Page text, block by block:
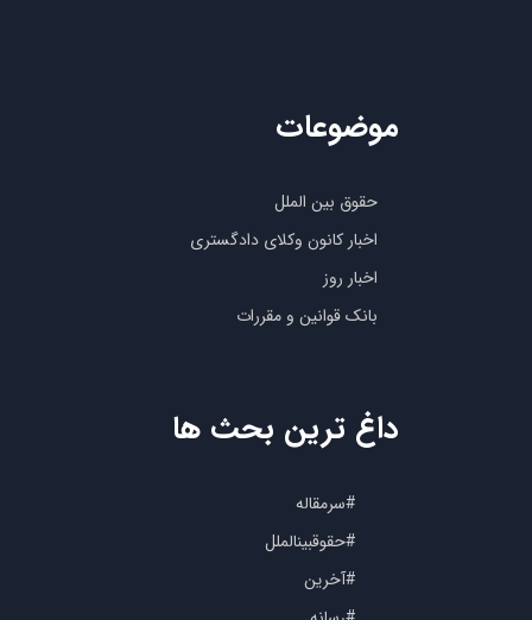
حقوق بین الملل
اخبار کانون وکلای دادگستری
اخبار روز
بانک قوانین و مقررات
موضوعات
#سرمقاله
#حقوقبینالملل
#آخرین
داغ ترین بحث ها